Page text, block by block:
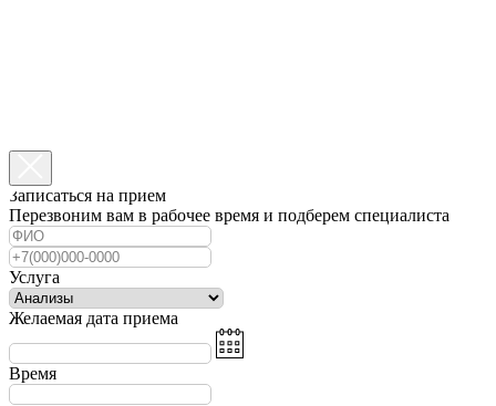
Записаться на прием
Перезвоним вам в рабочее время и подберем специалиста
Услуга
Желаемая дата приема
Время